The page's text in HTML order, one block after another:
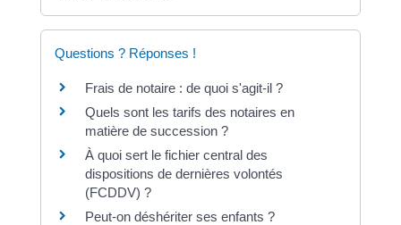
Questions ? Réponses !
Frais de notaire : de quoi s'agit-il ?
Quels sont les tarifs des notaires en
matière de succession ?
À quoi sert le fichier central des
dispositions de dernières volontés
(FCDDV) ?
Peut-on déshériter ses enfants ?